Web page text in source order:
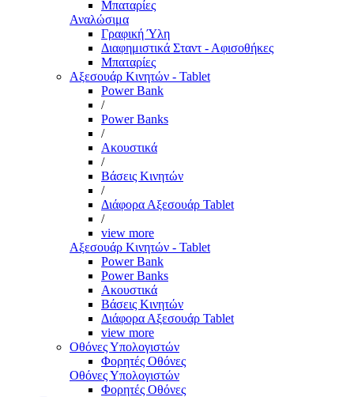
Μπαταρίες
Αναλώσιμα
Γραφική Ύλη
Διαφημιστικά Σταντ - Αφισοθήκες
Μπαταρίες
Αξεσουάρ Κινητών - Tablet
Power Bank
/
Power Banks
/
Ακουστικά
/
Βάσεις Κινητών
/
Διάφορα Αξεσουάρ Tablet
/
view more
Αξεσουάρ Κινητών - Tablet
Power Bank
Power Banks
Ακουστικά
Βάσεις Κινητών
Διάφορα Αξεσουάρ Tablet
view more
Οθόνες Υπολογιστών
Φορητές Οθόνες
Οθόνες Υπολογιστών
Φορητές Οθόνες